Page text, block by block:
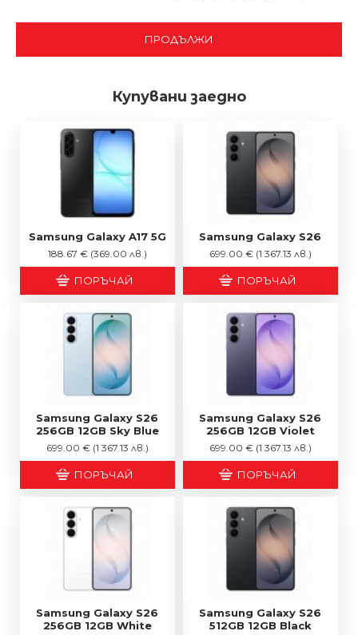
ПРОДЪЛЖИ
Купувани заедно
Samsung Galaxy A17 5G
188.67 € (369.00 лв.)
ПОРЪЧАЙ
Samsung Galaxy S26
699.00 € (1 367.13 лв.)
ПОРЪЧАЙ
Samsung Galaxy S26
256GB 12GB Sky Blue
699.00 € (1 367.13 лв.)
ПОРЪЧАЙ
Samsung Galaxy S26
256GB 12GB Violet
699.00 € (1 367.13 лв.)
ПОРЪЧАЙ
Samsung Galaxy S26
256GB 12GB White
Samsung Galaxy S26
512GB 12GB Black